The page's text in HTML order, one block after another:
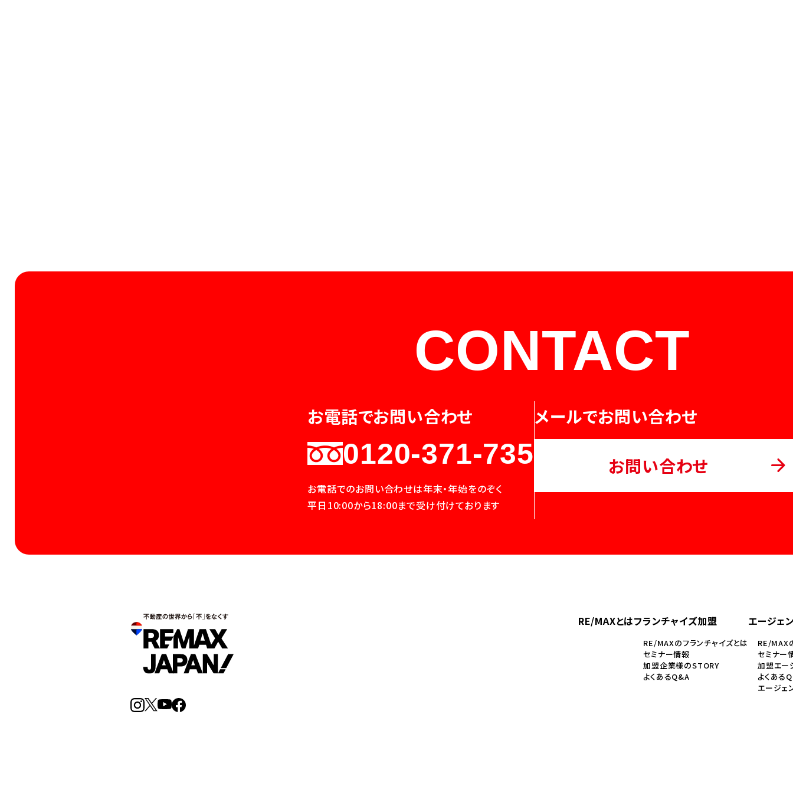
CONTACT
お電話でお問い合わせ
0120-371-735
お電話でのお問い合わせは年末・年始をのぞく
平日10:00から18:00まで受け付けております
メールでお問い合わせ
お問い合わせ
RE/MAXとはフランチャイズ加盟
RE/MAXのフランチャイズとは
セミナー情報
加盟企業様のSTORY
よくあるQ&A
エージェ
RE/MAX
セミナー
加盟エー
よくある
エージェ